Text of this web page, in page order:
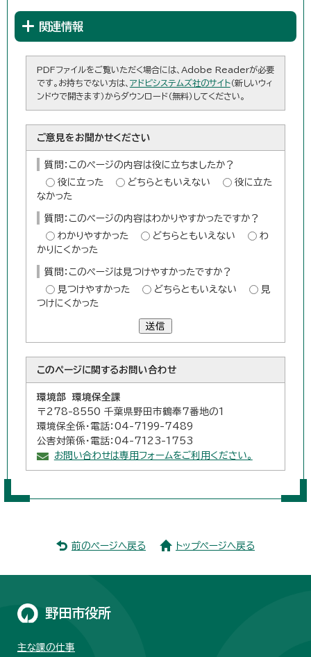
関連情報
PDFファイルをご覧いただく場合には、Adobe Readerが必要
です。お持ちでない方は、 アドビシステムズ社のサイト（新しいウィ
ンドウで開きます）からダウンロード（無料）してください。
ご意見をお聞かせください
質問：このページの内容は役に立ちましたか？
役に立った
どちらともいえない
役に立た
なかった
質問：このページの内容はわかりやすかったですか？
わかりやすかった
どちらともいえない
わ
かりにくかった
質問：このページは見つけやすかったですか？
見つけやすかった
どちらともいえない
見
つけにくかった
送信
このページに関するお問い合わせ
環境部 環境保全課
〒278-8550 千葉県野田市鶴奉7番地の1
環境保全係・電話：04-7199-7489
公害対策係・電話：04-7123-1753
お問い合わせは専用フォームをご利用ください。
前のページへ戻る トップページへ戻る
野田市役所
主な課の仕事